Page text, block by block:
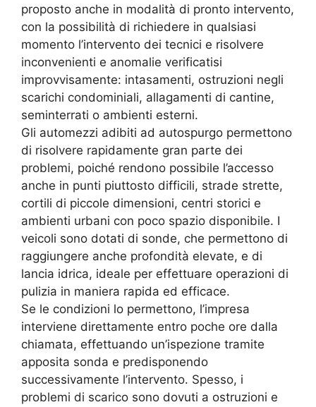
proposto anche in modalità di pronto intervento,
con la possibilità di richiedere in qualsiasi
momento l’intervento dei tecnici e risolvere
inconvenienti e anomalie verificatisi
improvvisamente: intasamenti, ostruzioni negli
scarichi condominiali, allagamenti di cantine,
seminterrati o ambienti esterni.
Gli automezzi adibiti ad autospurgo permettono
di risolvere rapidamente gran parte dei
problemi, poiché rendono possibile l’accesso
anche in punti piuttosto difficili, strade strette,
cortili di piccole dimensioni, centri storici e
ambienti urbani con poco spazio disponibile. I
veicoli sono dotati di sonde, che permettono di
raggiungere anche profondità elevate, e di
lancia idrica, ideale per effettuare operazioni di
pulizia in maniera rapida ed efficace.
Se le condizioni lo permettono, l’impresa
interviene direttamente entro poche ore dalla
chiamata, effettuando un’ispezione tramite
apposita sonda e predisponendo
successivamente l’intervento. Spesso, i
problemi di scarico sono dovuti a ostruzioni e